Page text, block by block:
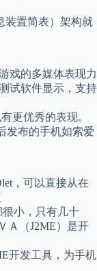
装置简表）架构就
戏的多媒体表现力
试软件显示，支持
更优秀的表现。
发布的手机如索爱
，可以直接从在
小，只有几十
Ａ（J2ME）是开
开发工具，为手机